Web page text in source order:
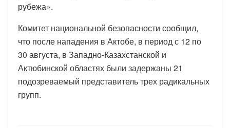
рубежа».
Комитет национальной безопасности сообщил,
что после нападения в Актобе, в период с 12 по
30 августа, в Западно-Казахстанской и
Актюбинской областях были задержаны 21
подозреваемый представитель трех радикальных
групп.